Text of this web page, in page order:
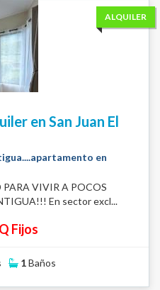
ALQUILER
en San Juan El
en
VIVIR A POCOS
En sector excl...
Fijos
1Baños